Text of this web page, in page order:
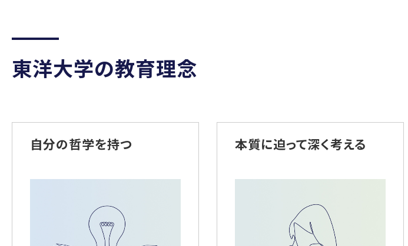
東洋大学の教育理念
自分の哲学を持つ 本質に迫って深く考える